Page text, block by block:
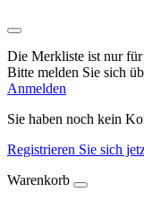
Die Merkliste ist nur für
Bitte melden Sie sich
Anmelden
Sie haben noch kein
Registrieren Sie sich
Warenkorb